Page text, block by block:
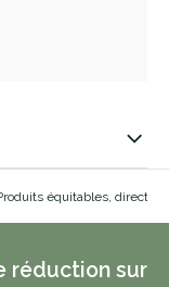
équitables,
réduction sur